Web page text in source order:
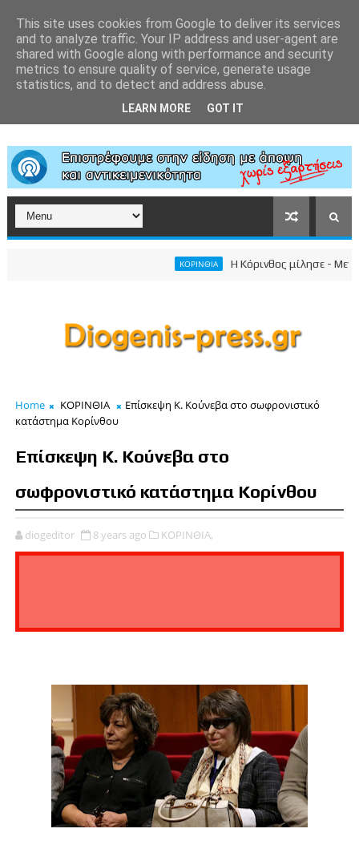
ΚΟΡΙΝΘΙΑ Η Κόρινθος μίλησε -
Home ΚΟΡΙΝΘΙΑ
Επίσκεψη Κ. Κούνεβα στο σωφρονιστικό
κατάστημα Κορίνθου
Επίσκεψη Κ. Κούνεβα στο
σωφρονιστικό κατάστημα Κορίνθου
diogeditor 8 years ago ΚΟΡΙΝΘΙΑ,
This site uses cookies from Google to deliver its services
and to analyze traffic. Your IP address and user-agent are
shared with Google along with performance and security
metrics to ensure quality of service, generate usage
statistics, and to detect and address abuse.
LEARN MORE GOT IT